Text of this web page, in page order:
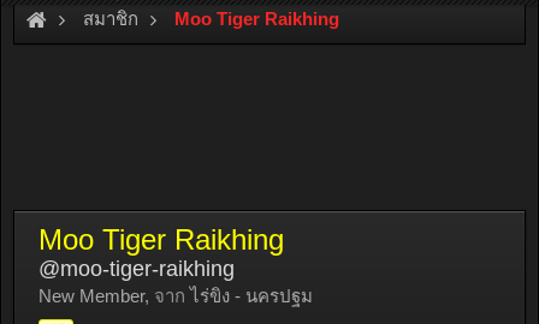
สมาชิก Moo Tiger Raikhing
Moo Tiger Raikhing
@moo-tiger-raikhing
New Member, จาก ไร่ขิง - นครปฐม